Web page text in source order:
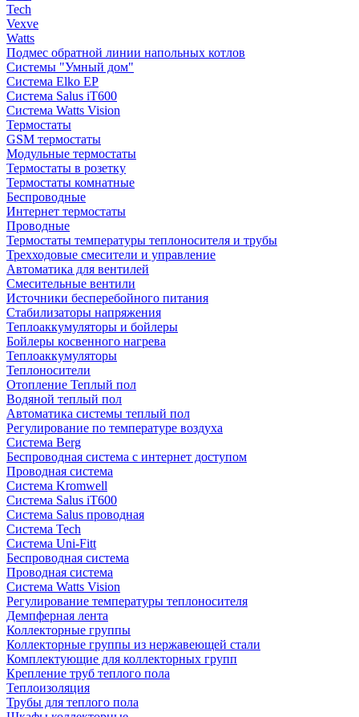
Tech
Vexve
Watts
Подмес обратной линии напольных котлов
Системы "Умный дом"
Система Elko EP
Система Salus iT600
Система Watts Vision
Термостаты
GSM термостаты
Модульные термостаты
Термостаты в розетку
Термостаты комнатные
Беспроводные
Интернет термостаты
Проводные
Термостаты температуры теплоносителя и трубы
Трехходовые смесители и управление
Автоматика для вентилей
Смесительные вентили
Источники бесперебойного питания
Стабилизаторы напряжения
Теплоаккумуляторы и бойлеры
Бойлеры косвенного нагрева
Теплоаккумуляторы
Теплоносители
Отопление Теплый пол
Водяной теплый пол
Автоматика системы теплый пол
Регулирование по температуре воздуха
Система Berg
Беспроводная система с интернет доступом
Проводная система
Система Kromwell
Система Salus iT600
Система Salus проводная
Система Tech
Система Uni-Fitt
Беспроводная система
Проводная система
Система Watts Vision
Регулирование температуры теплоносителя
Демпферная лента
Коллекторные группы
Коллекторные группы из нержавеющей стали
Комплектующие для коллекторных групп
Крепление труб теплого пола
Теплоизоляция
Трубы для теплого пола